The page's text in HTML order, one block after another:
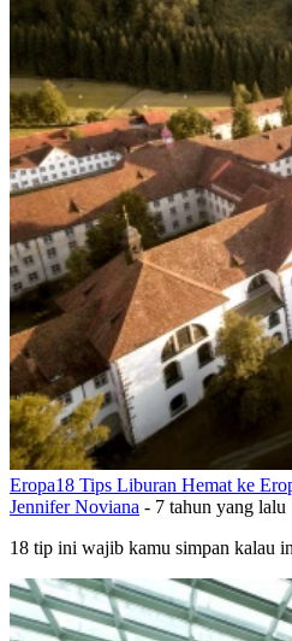
Eropa18 Tips Liburan Hemat ke
Jennifer Noviana - 7 tahun yang lalu
18 tip ini wajib kamu simpan kalau